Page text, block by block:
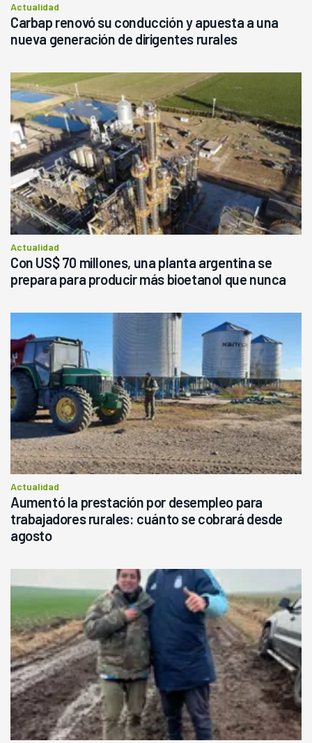
Actualidad
Carbap renovó su conducción y apuesta a una
nueva generación de dirigentes rurales
Actualidad
Con US$ 70 millones, una planta argentina se
prepara para producir más bioetanol que nunca
Actualidad
Aumentó la prestación por desempleo para
trabajadores rurales: cuánto se cobrará desde
agosto